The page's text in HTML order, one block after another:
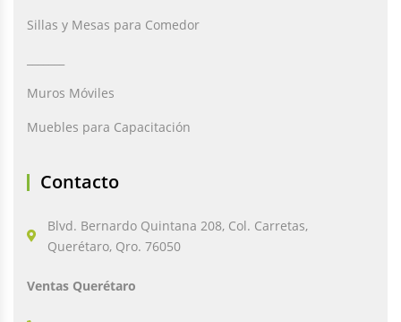
Sillas y Mesas para Comedor
Muros Móviles
Muebles para Capacitación
Contacto
Blvd. Bernardo Quintana 208, Col. Carretas,
Querétaro, Qro. 76050
Ventas Querétaro